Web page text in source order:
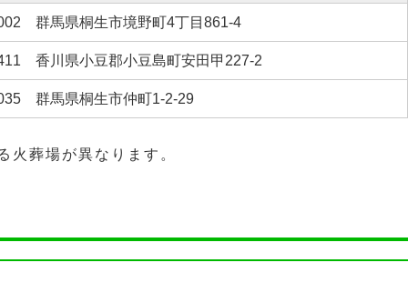
群馬県桐生市境野町4丁目861-4
香川県小豆郡小豆島町安田甲227-2
群馬県桐生市仲町1-2-29
葬場が異なります。